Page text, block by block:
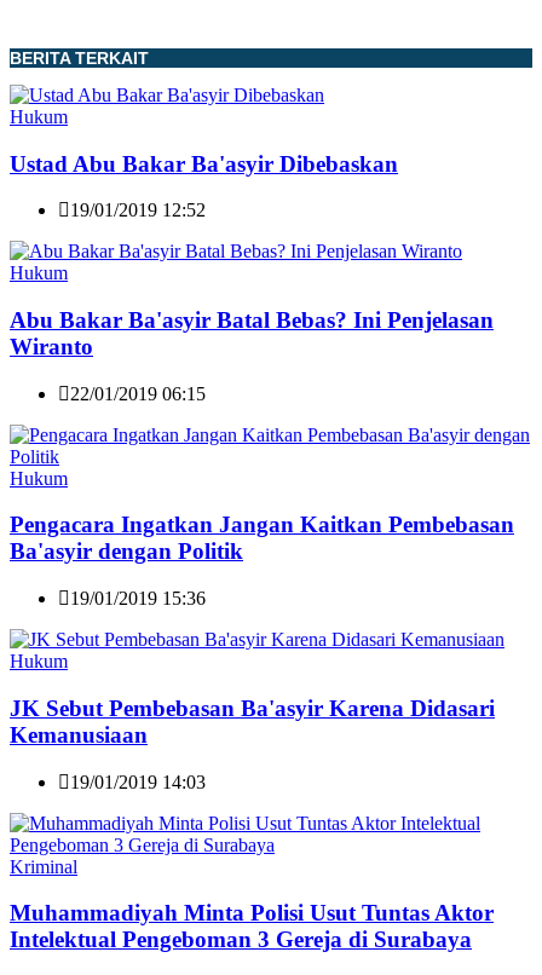
BERITA TERKAIT
Hukum
Ustad Abu Bakar Ba'asyir Dibebaskan
19/01/2019 12:52
Hukum
Abu Bakar Ba'asyir Batal Bebas? Ini Penjelasan
Wiranto
22/01/2019 06:15
Hukum
Pengacara Ingatkan Jangan Kaitkan Pembebasan
Ba'asyir dengan Politik
19/01/2019 15:36
Hukum
JK Sebut Pembebasan Ba'asyir Karena Didasari
Kemanusiaan
19/01/2019 14:03
Kriminal
Muhammadiyah Minta Polisi Usut Tuntas Aktor
Intelektual Pengeboman 3 Gereja di Surabaya